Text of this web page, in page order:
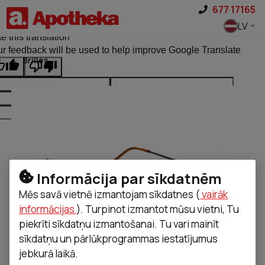
677 17165
LV
Brilles
text
this translation
feedback will be used to help improve Google Translate
Informācija par sīkdatnēm
Mēs savā vietnē izmantojam sīkdatnes (vairāk
informācijas ). Turpinot izmantot mūsu vietni, Tu
piekrīti sīkdatņu izmantošanai. Tu vari mainīt
sīkdatņu un pārlūkprogrammas iestatījumus
jebkurā laikā.